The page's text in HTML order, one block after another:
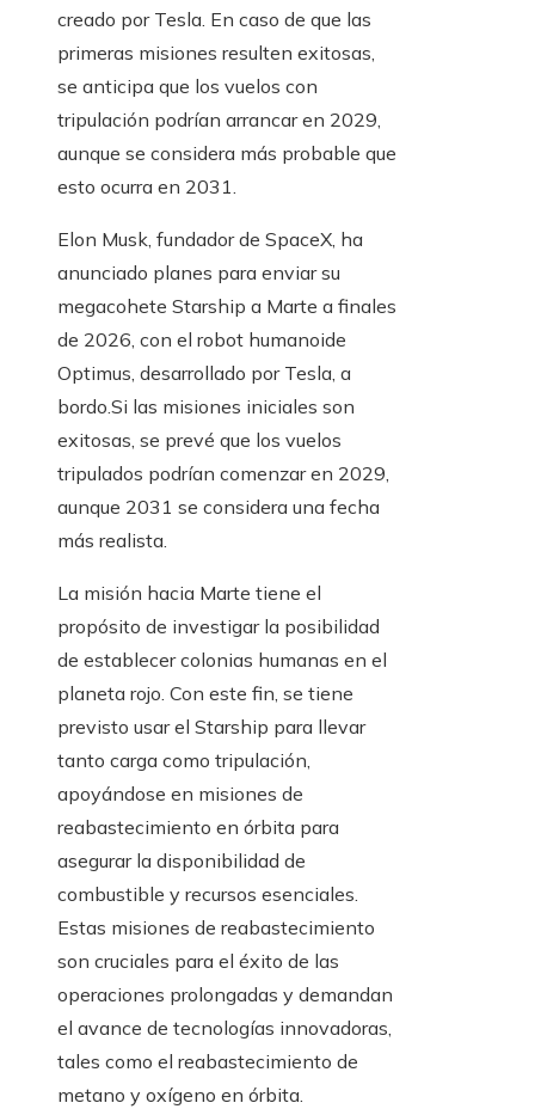
creado por Tesla. En caso de que las
primeras misiones resulten exitosas,
se anticipa que los vuelos con
tripulación podrían arrancar en 2029,
aunque se considera más probable que
esto ocurra en 2031.
​Elon Musk, fundador de SpaceX, ha
anunciado planes para enviar su
megacohete Starship a Marte a finales
de 2026, con el robot humanoide
Optimus, desarrollado por Tesla, a
bordo.Si las misiones iniciales son
exitosas, se prevé que los vuelos
tripulados podrían comenzar en 2029,
aunque 2031 se considera una fecha
más realista.
La misión hacia Marte tiene el
propósito de investigar la posibilidad
de establecer colonias humanas en el
planeta rojo. Con este fin, se tiene
previsto usar el Starship para llevar
tanto carga como tripulación,
apoyándose en misiones de
reabastecimiento en órbita para
asegurar la disponibilidad de
combustible y recursos esenciales.
Estas misiones de reabastecimiento
son cruciales para el éxito de las
operaciones prolongadas y demandan
el avance de tecnologías innovadoras,
tales como el reabastecimiento de
metano y oxígeno en órbita.